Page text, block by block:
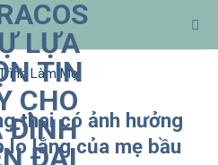
Làm Mẹ
thai có ảnh hưởng
lo lắng của mẹ bầu